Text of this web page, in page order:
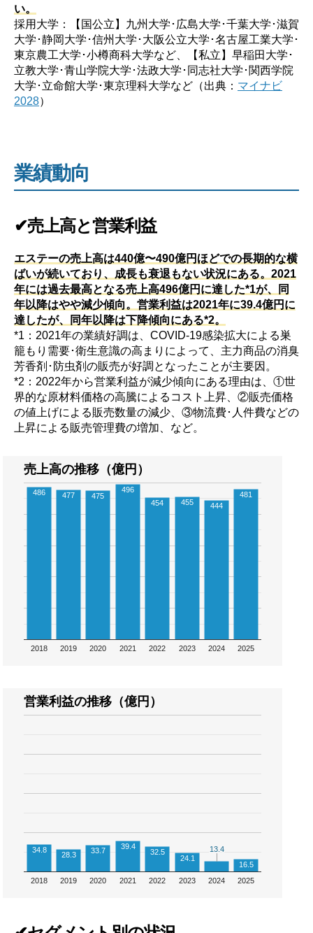
い。
採用大学：【国公立】九州大学･広島大学･千葉大学･滋賀
大学･静岡大学･信州大学･大阪公立大学･名古屋工業大学･
東京農工大学･小樽商科大学など、【私立】早稲田大学･
立教大学･青山学院大学･法政大学･同志社大学･関西学院
大学･立命館大学･東京理科大学など（出典： マイナビ
2028）
業績動向
✔売上高と営業利益
エステーの売上高は440億〜490億円ほどでの長期的な横
ばいが続いており、成長も衰退もない状況にある。2021
年には過去最高となる売上高496億円に達した*1が、同
年以降はやや減少傾向。営業利益は2021年に39.4億円に
達したが、同年以降は下降傾向にある*2。
*1：2021年の業績好調は、COVID-19感染拡大による巣
籠もり需要･衛生意識の高まりによって、主力商品の消臭
芳香剤･防虫剤の販売が好調となったことが主要因。
*2：2022年から営業利益が減少傾向にある理由は、①世
界的な原材料価格の高騰によるコスト上昇、②販売価格
の値上げによる販売数量の減少、③物流費･人件費などの
上昇による販売管理費の増加、など。
売上高の推移（億円）
2018 2019 2020 2021 2022 2023 2024 2025
486 477 475
496
454
455 444
481
営業利益の推移（億円）
2018 2019 2020 2021 2022 2023 2024 2025
34.8
28.3 33.7 39.4
32.5
24.1
13.4
13.4
16.5